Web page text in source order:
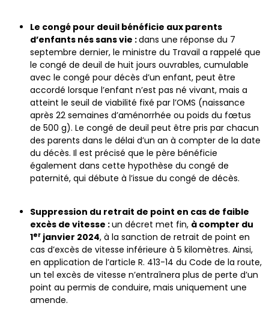
Le congé pour deuil bénéficie aux parents
d’enfants nés sans vie :dans une réponse du 7
septembre dernier, le ministre du Travail a rappelé que
le congé de deuil de huit jours ouvrables, cumulable
avec le congé pour décès d’un enfant, peut être
accordé lorsque l’enfant n’est pas né vivant, mais a
atteint le seuil de viabilité fixé par l’OMS (naissance
après 22 semaines d’aménorrhée ou poids du fœtus
de 500 g). Le congé de deuil peut être pris par chacun
des parents dans le délai d’un an à compter de la date
du décès. Il est précisé que le père bénéficie
également dans cette hypothèse du congé de
paternité, qui débute à l’issue du congé de décès.
Suppression du retrait de point en cas de faible
excès de vitesse :un décret met fin, à compter du
1er janvier 2024, à la sanction de retrait de point en
cas d’excès de vitesse inférieure à 5 kilomètres. Ainsi,
en application de l’article R. 413-14 du Code de la route,
un tel excès de vitesse n’entraînera plus de perte d’un
point au permis de conduire, mais uniquement une
amende.